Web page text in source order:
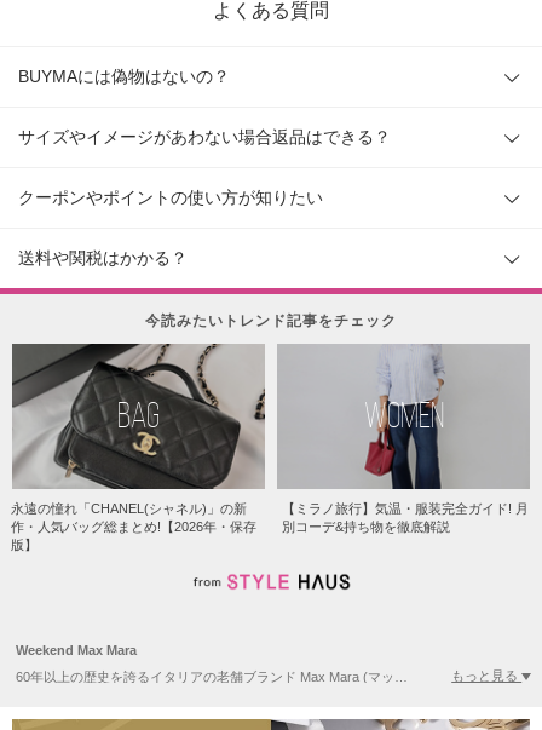
よくある質問
BUYMAには偽物はないの？
サイズやイメージがあわない場合返品はできる？
クーポンやポイントの使い方が知りたい
送料や関税はかかる？
今読みたいトレンド記事をチェック
BAG
永遠の憧れ「CHANEL(シャネル)」の新
作・人気バッグ総まとめ!【2026年・保存
版】
WOMEN
【ミラノ旅行】気温・服装完全ガイド! 月
別コーデ&持ち物を徹底解説
Weekend Max Mara
もっと見る